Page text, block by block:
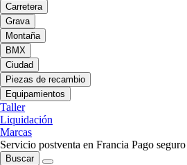
Carretera
Grava
Montaña
BMX
Ciudad
Piezas de recambio
Equipamientos
Taller
Liquidación
Marcas
Servicio postventa en Francia Pago seguro
Buscar